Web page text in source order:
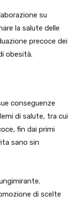
su
la salute delle
precoce dei
obesità.
conseguenze
di salute, tra cui
fin dai primi
sano sin
di scelte